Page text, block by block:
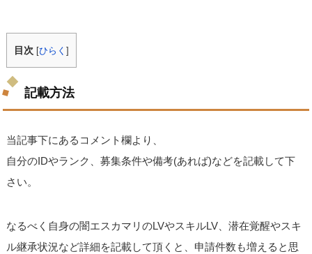
目次 [ひらく]
記載方法
当記事下にあるコメント欄より、
自分のIDやランク、募集条件や備考(あれば)などを記載して下
さい。
なるべく自身の闇エスカマリのLVやスキルLV、潜在覚醒やスキ
ル継承状況など詳細を記載して頂くと、申請件数も増えると思